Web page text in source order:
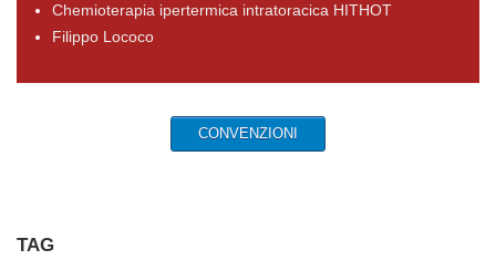
Chemioterapia ipertermica intratoracica HITHOT
Filippo Lococo
CONVENZIONI
TAG